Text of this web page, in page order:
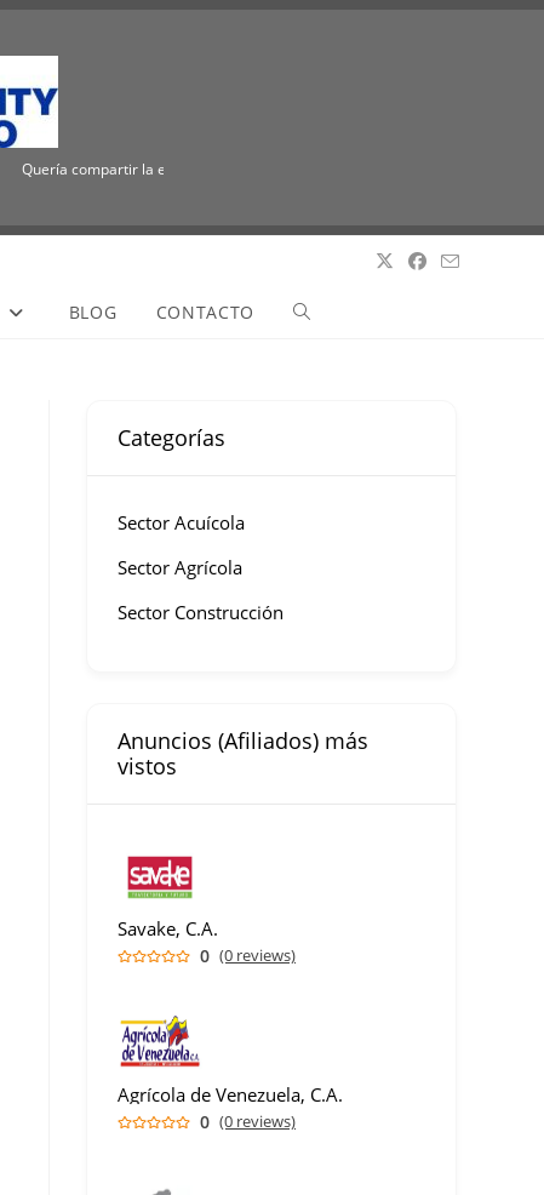
Quería compartir la emocionante noticia de que ICUEE tiene un nuevo
BLOG CONTACTO
Categorías
Sector Acuícola
Sector Agrícola
Sector Construcción
Anuncios (Afiliados) más
vistos
Savake, C.A.
0 (0 reviews)
Agrícola de Venezuela, C.A.
0 (0 reviews)